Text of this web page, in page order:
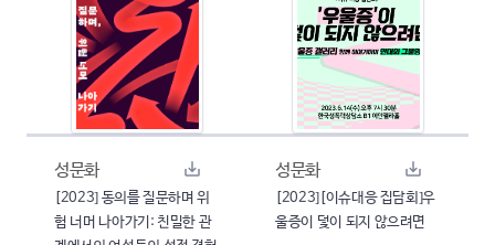
성문화
[2023] 동의를 질문하며 위
험 너머 나아가기: 친밀한 관
성문화
[2023][이슈대응 집담회]우
울증이 덫이 되지 않으려면